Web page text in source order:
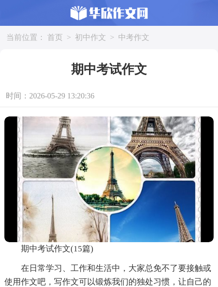
当前位置： 首页 > 初中作文 > 中考作文
期中考试作文
时间：2026-05-29 13:20:36
期中考试作文(15篇)
在日常学习、工作和生活中，大家总免不了要接触或
使用作文吧，写作文可以锻炼我们的独处习惯，让自己的